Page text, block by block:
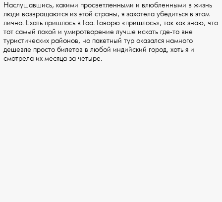
Наслушавшись, какими просветленными и влюбленными в жизнь
люди возвращаются из этой страны, я захотела убедиться в этом
лично. Ехать пришлось в Гоа. Говорю «пришлось», так как знаю, что
тот самый покой и умиротворение лучше искать где-то вне
туристических районов, но пакетный тур оказался намного
дешевле просто билетов в любой индийский город, хоть я и
смотрела их месяца за четыре.